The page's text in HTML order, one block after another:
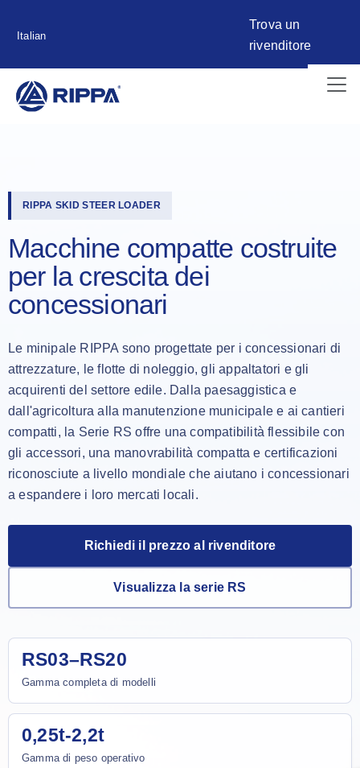
Italian
Trova un
rivenditore
RIPPA SKID STEER LOADER
Macchine compatte costruite
per la crescita dei
concessionari
Le minipale RIPPA sono progettate per i concessionari di
attrezzature, le flotte di noleggio, gli appaltatori e gli
acquirenti del settore edile. Dalla paesaggistica e
dall'agricoltura alla manutenzione municipale e ai cantieri
compatti, la Serie RS offre una compatibilità flessibile con
gli accessori, una manovrabilità compatta e certificazioni
riconosciute a livello mondiale che aiutano i concessionari
a espandere i loro mercati locali.
Richiedi il prezzo al rivenditore
Visualizza la serie RS
RS03–RS20
Gamma completa di modelli
0,25t-2,2t
Gamma di peso operativo